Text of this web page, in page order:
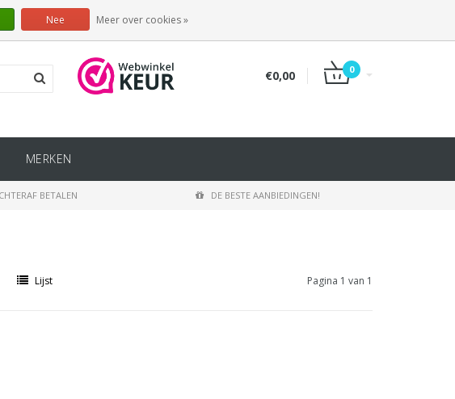
€0,00 0
MERKEN
BETALEN DE BESTE AANBIEDINGEN!
Lijst Pagina 1 van 1
Nee Meer over cookies »